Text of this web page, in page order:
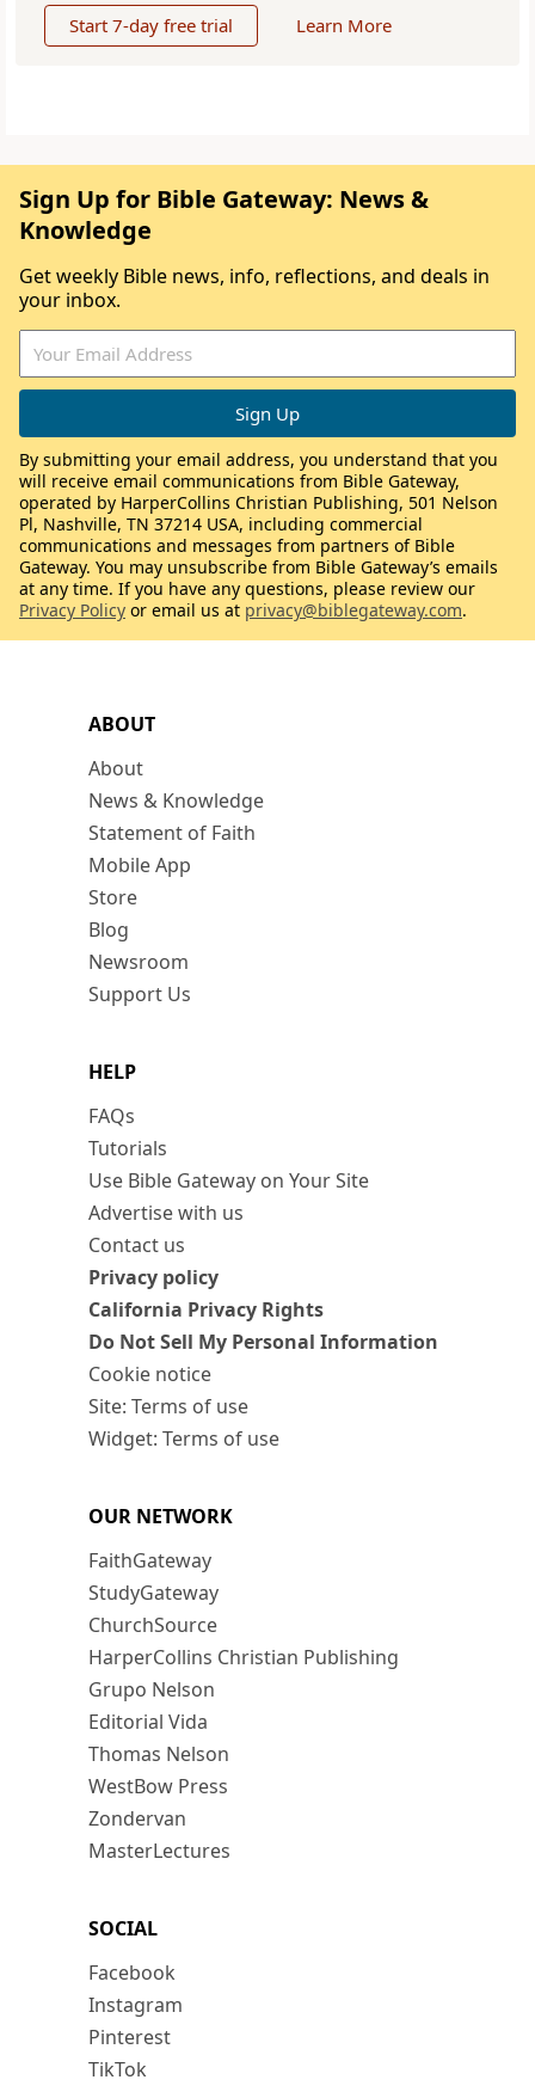
Start 7-day free trial Learn More
ABOUT
About
News & Knowledge
Statement of Faith
Mobile App
Store
Blog
Newsroom
Support Us
HELP
FAQs
Tutorials
Use Bible Gateway on Your Site
Advertise with us
Contact us
Privacy policy
California Privacy Rights
Do Not Sell My Personal Information
Cookie notice
Site: Terms of use
Widget: Terms of use
OUR NETWORK
FaithGateway
StudyGateway
ChurchSource
HarperCollins Christian Publishing
Grupo Nelson
Editorial Vida
Thomas Nelson
WestBow Press
Zondervan
MasterLectures
SOCIAL
Facebook
Instagram
Pinterest
TikTok
Sign Up for Bible Gateway: News &
Knowledge
Get weekly Bible news, info, reflections, and deals in
your inbox.
By submitting your email address, you understand that you
will receive email communications from Bible Gateway,
operated by HarperCollins Christian Publishing, 501 Nelson
Pl, Nashville, TN 37214 USA, including commercial
communications and messages from partners of Bible
Gateway. You may unsubscribe from Bible Gateway’s emails
at any time. If you have any questions, please review our
Privacy Policy or email us at privacy@biblegateway.com.